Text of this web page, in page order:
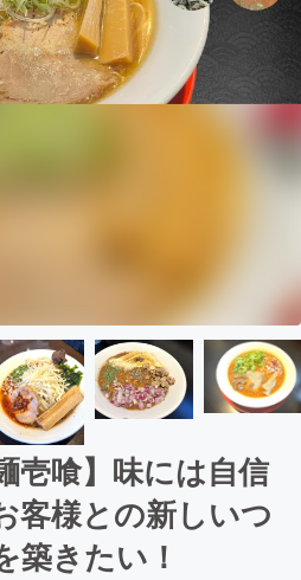
壱喰】味には自信
客様との新しいつ
築きたい！